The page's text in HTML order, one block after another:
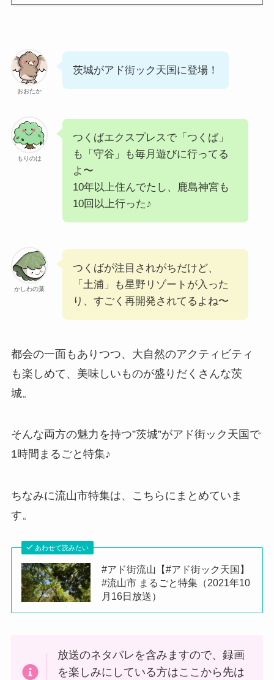
おおたか
茨城がアド街ック天国に登場！
もりのは
つくばエクスプレスで「つくば」
も「守谷」も毎月遊びに行ってる
よ〜
10年以上住んでたし、鹿島神宮も
10回以上行った♪
かしわの葉
つくばが注目されがちだけど、
「土浦」も星野リゾートが入った
り、すごく再開発されてるよね〜
都会の一面もありつつ、大自然のアクティビティ
も楽しめて、美味しいものが盛りだくさんな茨
城。
そんな両方の魅力を持つ”茨城”がアド街ック天国で
1時間まるごと特集♪
ちなみに流山市特集は、こちらにまとめていま
す。
あわせて読みたい
#アド街流山【#アド街ック天国】
#流山市 まるごと特集（2021年10
月16日放送）
放送のネタバレを含みますので、録画
を楽しみにしている方はここから先は